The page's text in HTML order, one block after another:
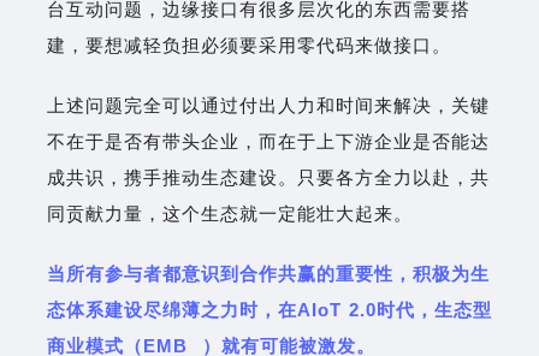
台互动问题，边缘接口有很多层次化的东西需要搭
建，要想减轻负担必须要采用零代码来做接口。
上述问题完全可以通过付出人力和时间来解决，关键
不在于是否有带头企业，而在于上下游企业是否能达
成共识，携手推动生态建设。只要各方全力以赴，共
同贡献力量，这个生态就一定能壮大起来。
当所有参与者都意识到合作共赢的重要性，积极为生
态体系建设尽绵薄之力时，在AIoT 2.0时代，生态型
商业模式（EMB ）就有可能被激发。